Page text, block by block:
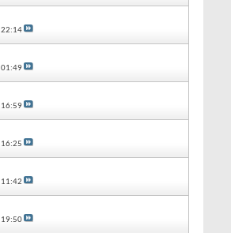
22:14
01:49
16:59
16:25
11:42
19:50